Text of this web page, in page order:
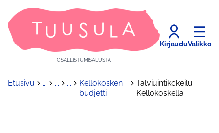
OSALLISTUMISALUSTA
KirjauduValikko
Etusivu ... ... ...
Kellokosken
budjetti
Talviuintikokeilu
Kellokoskella